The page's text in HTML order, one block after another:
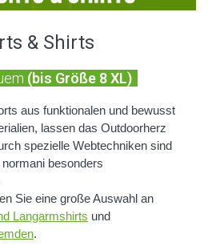
& Shirts
(bis Größe 8 XL)
aus funktionalen und bewusst
lassen das Outdoorherz
spezielle Webtechniken sind
besonders
Sie eine große Auswahl an
Langarmshirts und
.